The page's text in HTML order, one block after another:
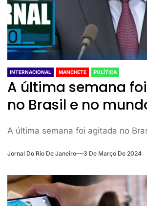
INTERNACIONAL MANCHETE POLÍTICA
A última semana
no Brasil e no
A última semana foi agitada no
Jornal Do Rio De Janeiro 3 De Março De 2024